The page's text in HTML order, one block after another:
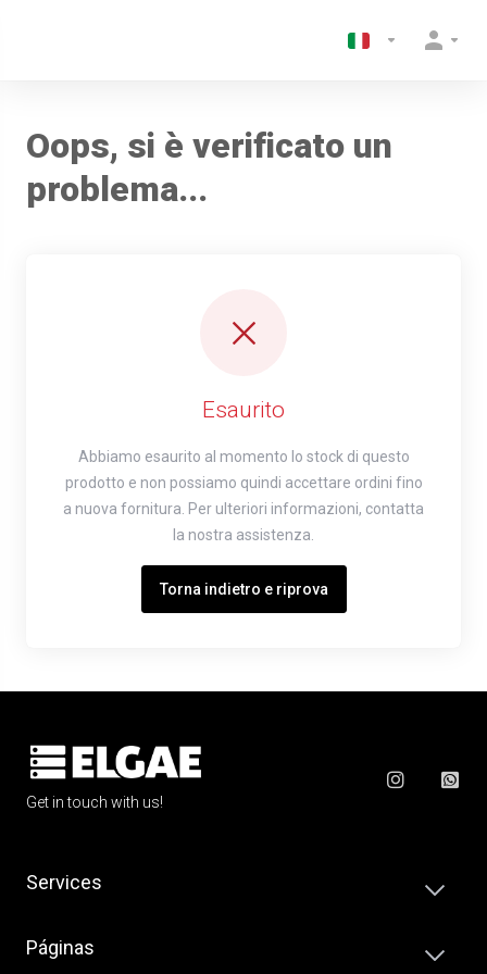
Oops, si è verificato un
problema...
Esaurito
Abbiamo esaurito al momento lo stock di questo
prodotto e non possiamo quindi accettare ordini fino
a nuova fornitura. Per ulteriori informazioni, contatta
la nostra assistenza.
Torna indietro e riprova
Get in touch with us!
Services
Páginas